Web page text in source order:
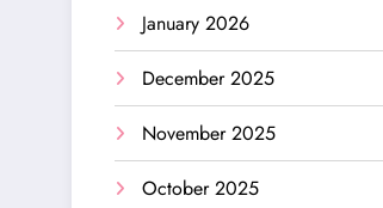
January 2026
December 2025
November 2025
October 2025